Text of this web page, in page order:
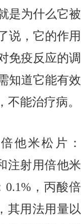
是为什么它被
说，它的作用
免疫反应的调
知道它能有效
能治疗病。
他米松片：
注射用倍他米
，丙酸倍
其用法用量以